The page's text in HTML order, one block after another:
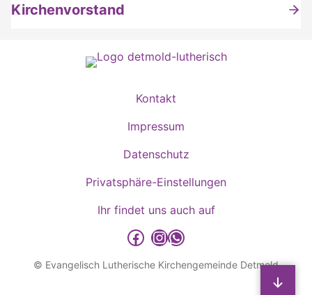
Kirchenvorstand
Kontakt
Impressum
Datenschutz
Privatsphäre-Einstellungen
Ihr findet uns auch auf
detmold-lutherisch auf Facebook
detmold-lutherisch auf Instagram
detmold-lutherisch auf WhatsApp
© Evangelisch Lutherische Kirchengemeinde Detmold